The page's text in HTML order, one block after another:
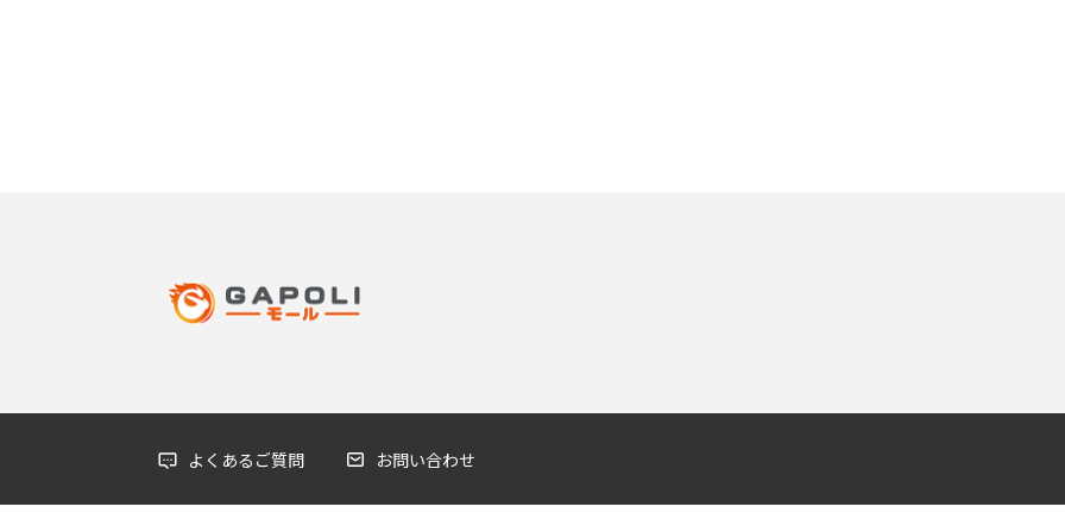
よくあるご質問 お問い合わせ